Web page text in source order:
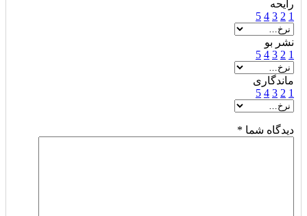
رایحه
1
2
3
4
5
نشر بو
1
2
3
4
5
ماندگاری
1
2
3
4
5
دیدگاه شما *